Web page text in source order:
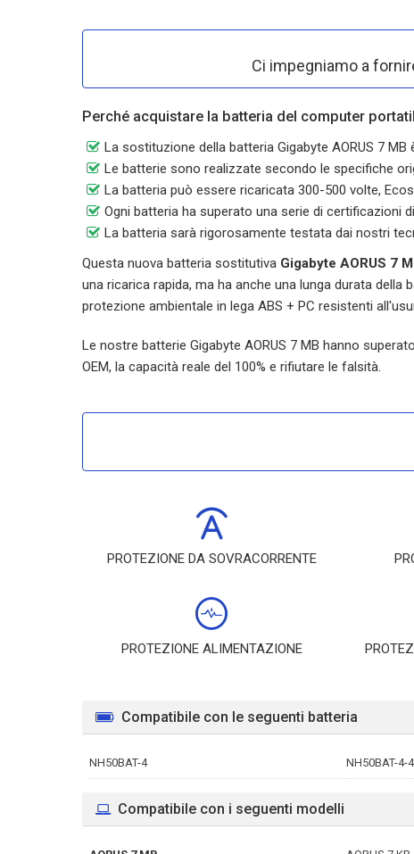
Ci impegniamo a
Perché acquistare la batteria del computer
La sostituzione della batteria Gigabyte AORUS 7
Le batterie sono realizzate secondo le specifiche
La batteria può essere ricaricata 300-500 volte,
Ogni batteria ha superato una serie di certificazioni
La batteria sarà rigorosamente testata dai nostri
Questa nuova batteria sostitutiva Gigabyte AORUS 7
una ricarica rapida, ma ha anche una lunga durata della
protezione ambientale in lega ABS + PC resistenti
Le nostre batterie Gigabyte AORUS 7 MB hanno
OEM, la capacità reale del 100% e rifiutare le falsità.
PROTEZIONE DA SOVRACORRENTE
PROTEZIONE ALIMENTAZIONE
Compatibile con le seguenti batteria
NH50BAT-4 NH50BAT-4-
Compatibile con i seguenti modelli